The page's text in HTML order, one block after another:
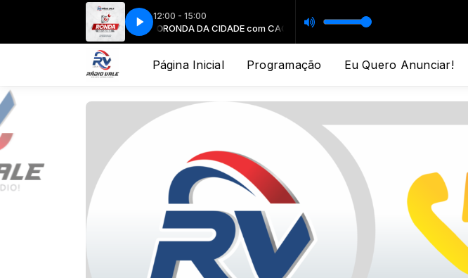
12:00 - 15:00
com CACIO ROZENDO RONDA DA CIDADE com CACIO ROZENDO
Página Inicial Programação Eu Quero Anunciar!